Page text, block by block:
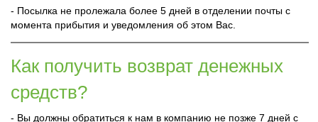
- Посылка не пролежала более 5 дней в отделении почты с
момента прибытия и уведомления об этом Вас.
Как получить возврат денежных
средств?
- Вы должны обратиться к нам в компанию не позже 7 дней с